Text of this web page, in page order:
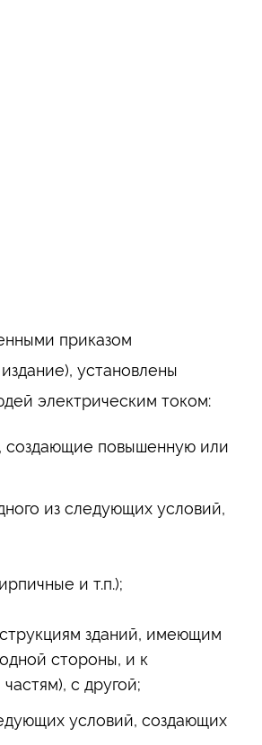
приказом
установлены
электрическим током:
создающие повышенную или
из следующих условий,
и т.п.);
зданий, имеющим
стороны, и к
с другой;
условий, создающих